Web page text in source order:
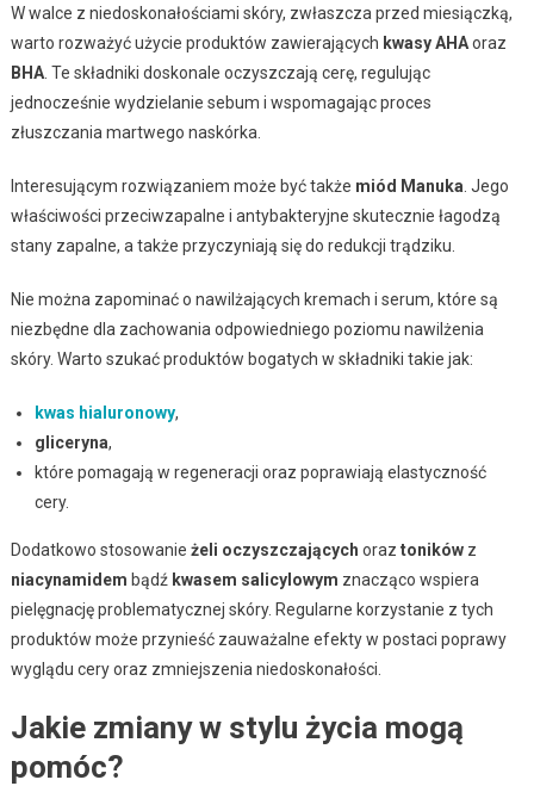
W walce z niedoskonałościami skóry, zwłaszcza przed miesiączką,
warto rozważyć użycie produktów zawierających kwasy AHAoraz
BHA. Te składniki doskonale oczyszczają cerę, regulując
jednocześnie wydzielanie sebum i wspomagając proces
złuszczania martwego naskórka.
Interesującym rozwiązaniem może być także miód Manuka . Jego
właściwości przeciwzapalne i antybakteryjne skutecznie łagodzą
stany zapalne, a także przyczyniają się do redukcji trądziku.
Nie można zapominać o nawilżających kremach i serum, które są
niezbędne dla zachowania odpowiedniego poziomu nawilżenia
skóry. Warto szukać produktów bogatych w składniki takie jak:
kwas hialuronowy,
gliceryna,
które pomagają w regeneracji oraz poprawiają elastyczność
cery.
Dodatkowo stosowanie żeli oczyszczających oraz tonikówz
niacynamidem bądź kwasem salicylowym znacząco wspiera
pielęgnację problematycznej skóry. Regularne korzystanie z tych
produktów może przynieść zauważalne efekty w postaci poprawy
wyglądu cery oraz zmniejszenia niedoskonałości.
Jakie zmiany w stylu życia mogą
pomóc?